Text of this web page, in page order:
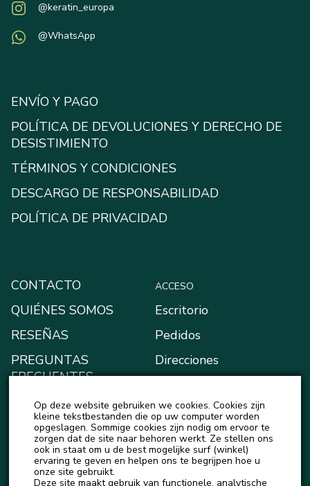
@keratin_europa
@WhatsApp
ENVÍO Y PAGO
POLÍTICA DE DEVOLUCIONES Y DERECHO DE
DESISTIMIENTO
TÉRMINOS Y CONDICIONES
DESCARGO DE RESPONSABILIDAD
POLÍTICA DE PRIVACIDAD
CONTACTO
QUIÉNES SOMOS
RESEÑAS
PREGUNTAS
FRECUENTES
BLOG
NOTICIAS
ACCESO
Escritorio
Pedidos
Direcciones
Mi monedero
Detalles de la cuenta
Salir
Op deze website gebruiken we cookies. Cookies zijn
kleine tekstbestanden die op uw computer worden
opgeslagen. Sommige cookies zijn nodig om ervoor te
zorgen dat de site naar behoren werkt. Ze stellen ons
ook in staat om u de best mogelijke surf (winkel)
ervaring te geven en helpen ons te begrijpen hoe u
onze site gebruikt.
Deze site maakt gebruik van functionele, analytische